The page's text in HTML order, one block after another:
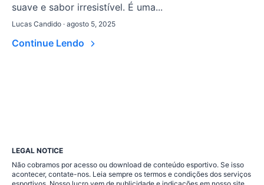
suave e sabor irresistível. É uma...
Lucas Candido · agosto 5, 2025
Continue Lendo
LEGAL NOTICE
Não cobramos por acesso ou download de conteúdo esportivo. Se isso
acontecer, contate-nos. Leia sempre os termos e condições dos serviços